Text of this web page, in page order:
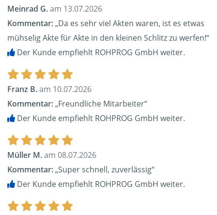
Meinrad G.am 13.07.2026
Kommentar:„Da es sehr viel Akten waren, ist es etwas
mühselig Akte für Akte in den kleinen Schlitz zu werfen!“
Der Kunde empfiehlt ROHPROG GmbH weiter.
Franz B.am 10.07.2026
Kommentar:„Freundliche Mitarbeiter“
Der Kunde empfiehlt ROHPROG GmbH weiter.
Müller M.am 08.07.2026
Kommentar:„Super schnell, zuverlässig“
Der Kunde empfiehlt ROHPROG GmbH weiter.